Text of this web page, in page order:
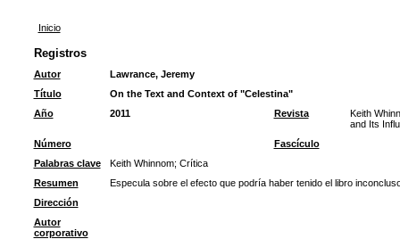
Inicio
Registros
Autor
Lawrance, Jeremy
Título
On the Text and Context of "Celestina"
Año
2011 Revista
Keith
and Its
Número
Fascículo
Palabras clave
Keith Whinnom; Crítica
Resumen
Especula sobre el efecto que podría haber tenido el libro
Dirección
Autor
corporativo